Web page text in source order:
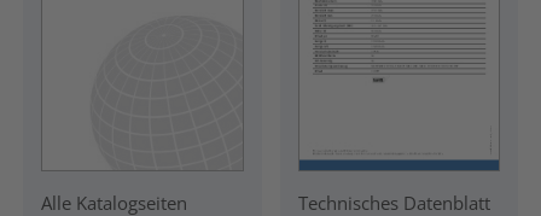
Alle Katalogseiten Technisches Datenblatt